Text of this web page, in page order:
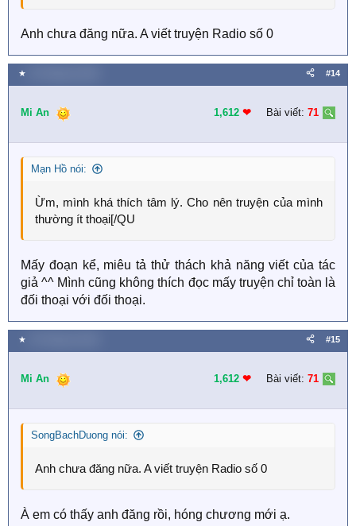
Anh chưa đăng nữa. A viết truyện Radio số 0
★ #14
Mi An 1,612 ❤︎ Bài viết: 71
Mạn Hồ nói:
Ừm, mình khá thích tâm lý. Cho nên truyện của mình
thường ít thoại[/QU
Mấy đoạn kể, miêu tả thử thách khả năng viết của tác
giả ^^ Mình cũng không thích đọc mấy truyện chỉ toàn là
đối thoại với đối thoại.
★ #15
Mi An 1,612 ❤︎ Bài viết: 71
SongBachDuong nói:
Anh chưa đăng nữa. A viết truyện Radio số 0
À em có thấy anh đăng rồi, hóng chương mới ạ.